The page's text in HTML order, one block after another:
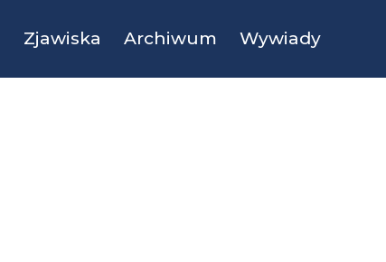
Zjawiska Archiwum Wywiady